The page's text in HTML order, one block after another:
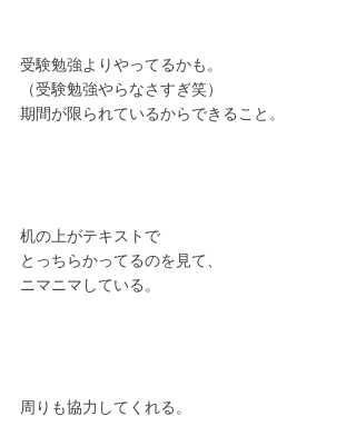
受験勉強よりやってるかも。
（受験勉強やらなさすぎ笑）
期間が限られているからできること。
机の上がテキストで
とっちらかってるのを見て、
ニマニマしている。
周りも協力してくれる。